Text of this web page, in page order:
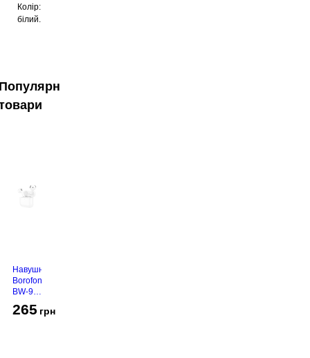
Колір:
білий.
Навушники
Borofone
BW-94
White
265 грн